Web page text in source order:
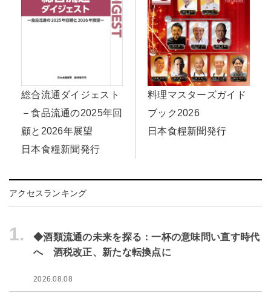
総合流通ダイジェスト
－食品流通の2025年回
顧と2026年展望
日本食糧新聞発行
料理マスターズガイド
ブック2026
日本食糧新聞発行
アクセスランキング
1.
◆酒類流通の未来を探る：一杯の意味問い直す時代
へ 酒税改正、新たな転換点に
2026.08.08